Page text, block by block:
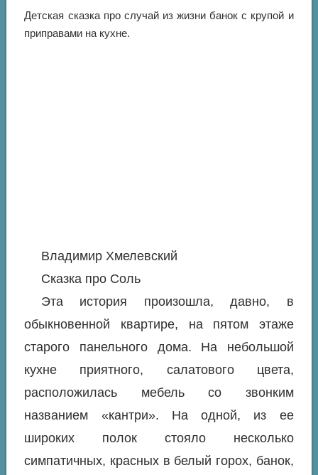
Детская сказка про случай из жизни банок с крупой и
приправами на кухне.
Владимир Хмелевский
Сказка про Соль
Эта история произошла, давно, в
обыкновенной квартире, на пятом этаже
старого панельного дома. На небольшой
кухне приятного, салатового цвета,
расположилась мебель со звонким
названием «кантри». На одной, из ее
широких полок стояло несколько
симпатичных, красных в белый горох, банок,